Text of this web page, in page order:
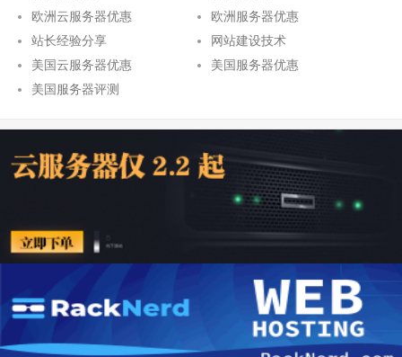
欧洲云服务器优惠
欧洲服务器优惠
站长经验分享
网站建设技术
美国云服务器优惠
美国服务器优惠
美国服务器评测